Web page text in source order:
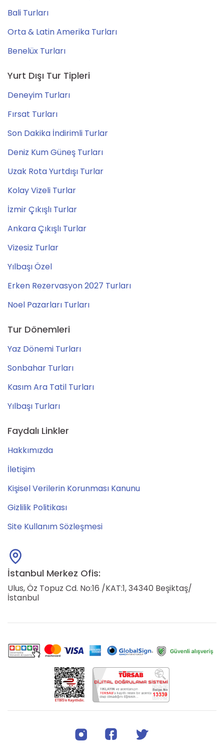
Bali Turları
Orta & Latin Amerika Turları
Benelüx Turları
Yurt Dışı Tur Tipleri
Deneyim Turları
Fırsat Turları
Son Dakika İndirimli Turlar
Deniz Kum Güneş Turları
Uzak Rota Yurtdışı Turlar
Kolay Vizeli Turlar
İzmir Çıkışlı Turlar
Ankara Çıkışlı Turlar
Vizesiz Turlar
Yılbaşı Özel
Erken Rezervasyon 2027 Turları
Noel Pazarları Turları
Tur Dönemleri
Yaz Dönemi Turları
Sonbahar Turları
Kasım Ara Tatil Turları
Yılbaşı Turları
Faydalı Linkler
Hakkımızda
İletişim
Kişisel Verilerin Korunması Kanunu
Gizlilik Politikası
Site Kullanım Sözleşmesi
İstanbul Merkez Ofis:
Ulus, Öz Topuz Cd. No:16 /KAT:1, 34340 Beşiktaş/
İstanbul